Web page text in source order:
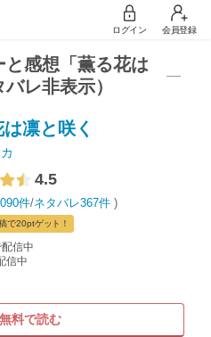
ログイン 会員登録
感想「薫る花は
レ非表示）
凛と咲く
4.5
件/ネタバレ367件 )
で20ptゲット！
信中
信中
料で読む